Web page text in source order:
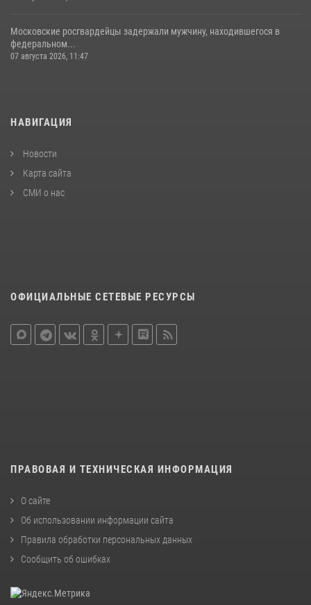
Московские росгвардейцы задержали мужчину, находившегося в
федеральном...
07 августа 2026, 11:47
НАВИГАЦИЯ
Новости
Карта сайта
СМИ о нас
ОФИЦИАЛЬНЫЕ СЕТЕВЫЕ РЕСУРСЫ
ПРАВОВАЯ И ТЕХНИЧЕСКАЯ ИНФОРМАЦИЯ
О сайте
Об использовании информации сайта
Правила обработки персональных данных
Сообщить об ошибках